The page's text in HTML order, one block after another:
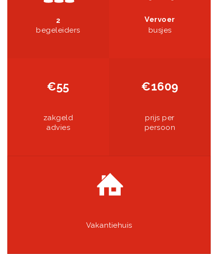
2
begeleiders
Vervoer
busjes
€55
zakgeld
advies
€1609
prijs per
persoon
Vakantiehuis